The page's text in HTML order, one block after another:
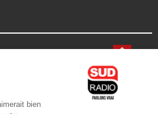
/ Android